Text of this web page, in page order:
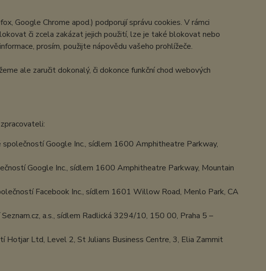
Google Chrome apod.) podporují správu cookies. V rámci
či zcela zakázat jejich použití, lze je také blokovat nebo
prosím, použijte nápovědu vašeho prohlížeče.
ale zaručit dokonalý, či dokonce funkční chod webových
Google Inc., sídlem 1600 Amphitheatre Parkway,
Google Inc., sídlem 1600 Amphitheatre Parkway, Mountain
Facebook Inc., sídlem 1601 Willow Road, Menlo Park, CA
a.s., sídlem Radlická 3294/10, 150 00, Praha 5 –
Ltd, Level 2, St Julians Business Centre, 3, Elia Zammit